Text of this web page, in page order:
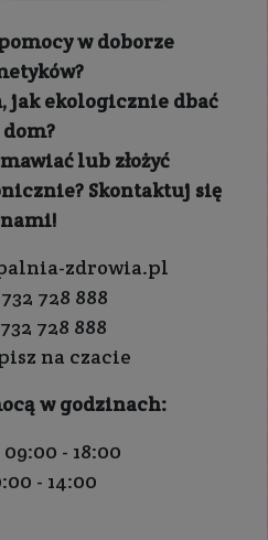
w doborze
jak ekologicznie dbać
dom?
lub złożyć
Skontaktuj się
zdrowia.pl
728 888
728 888
na czacie
w godzinach:
- 18:00
- 14:00